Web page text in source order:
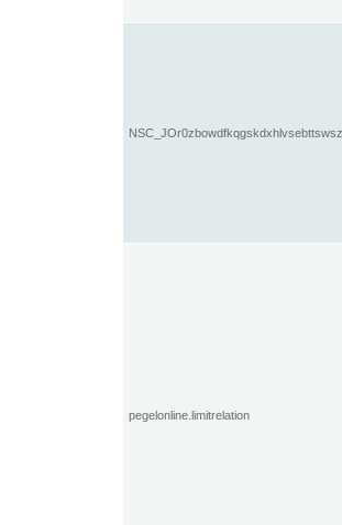
pegelonline.limitrelation